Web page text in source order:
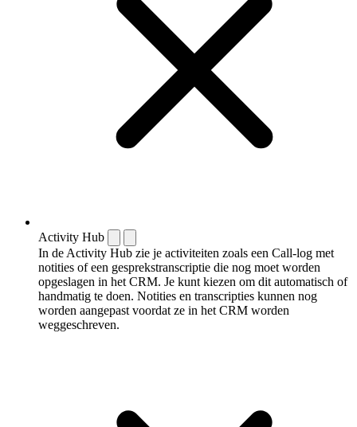
Activity Hub
In de Activity Hub zie je activiteiten zoals een Call-log met
notities of een gespreks­transcriptie die nog moet worden
opgeslagen in het CRM. Je kunt kiezen om dit automatisch of
handmatig te doen. Notities en transcripties kunnen nog
worden aangepast voordat ze in het CRM worden
weggeschreven.